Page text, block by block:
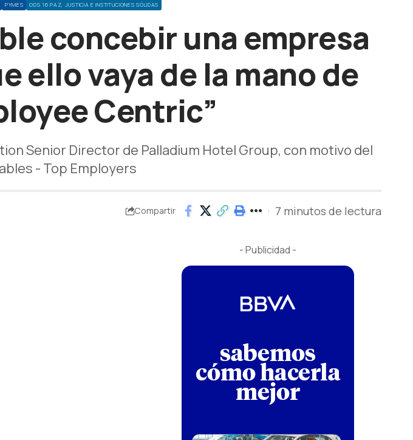
PYMES ODS 16 PAZ, JUSTICIA E INSTITUCIONES SÓLIDAS
concebir una empresa
ello vaya de la mano de
Centric”
Senior Director de Palladium Hotel Group, con motivo del
- Top Employers
Compartir 7 minutos de lectura
- Publicidad -